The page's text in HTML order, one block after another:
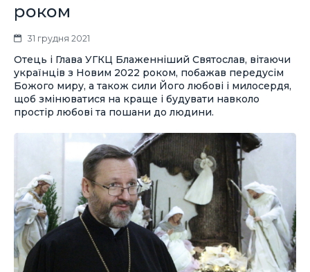
роком
31 грудня 2021
Отець і Глава УГКЦ Блаженніший Святослав, вітаючи
українців з Новим 2022 роком, побажав передусім
Божого миру, а також сили Його любові і милосердя,
щоб змінюватися на краще і будувати навколо
простір любові та пошани до людини.